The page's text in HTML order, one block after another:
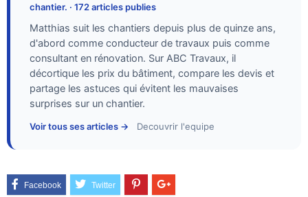
chantier. · 172 articles publies
Matthias suit les chantiers depuis plus de quinze ans,
d'abord comme conducteur de travaux puis comme
consultant en rénovation. Sur ABC Travaux, il
décortique les prix du bâtiment, compare les devis et
partage les astuces qui évitent les mauvaises
surprises sur un chantier.
Voir tous ses articles → Decouvrir l'equipe